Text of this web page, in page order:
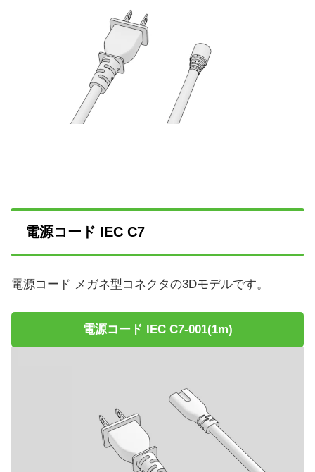
電源コード IEC C7
電源コード メガネ型コネクタの3Dモデルです。
電源コード IEC C7-001(1m)